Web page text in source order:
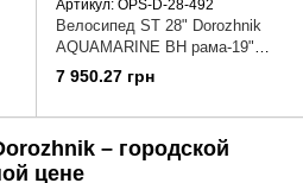
Артикул: OPS-D-28-492
Велосипед ST 28" Dorozhnik
AQUAMARINE BH рама-19"
бордовый 2025
7 950.27 грн
– городской
цене